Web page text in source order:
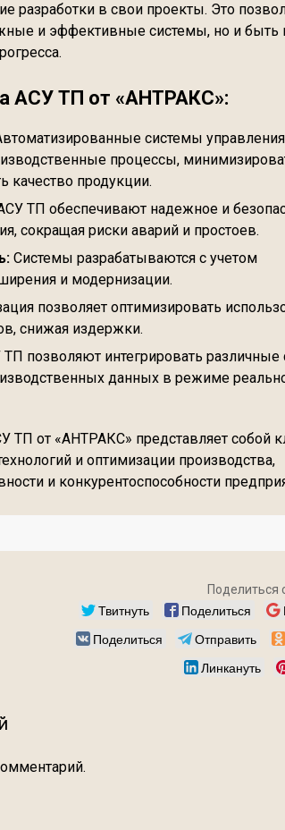
разработки в свои проекты. Это
и эффективные системы, но и быть
АСУ ТП от «АНТРАКС»:
системы управления
процессы,
качество продукции.
ТП обеспечивают надежное и
сокращая риски аварий и простоев.
Системы разрабатываются с учетом
и модернизации.
позволяет оптимизировать
снижая издержки.
позволяют интегрировать различные
данных в режиме
ТП от «АНТРАКС» представляет собой
и оптимизации производства,
и конкурентоспособности
Поделиться
Твитнуть Поделиться
Поделиться
Отправить
Линкануть